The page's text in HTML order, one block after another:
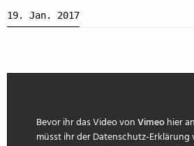
19. Jan. 2017
Bevor ihr das Video vonVimeohier
müsst ihr der Datenschutz-Erklärung